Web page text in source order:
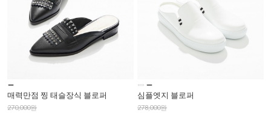
매력만점 찡 태슬장식 블로퍼
270,000원
심플엣지 블로퍼
278,000원